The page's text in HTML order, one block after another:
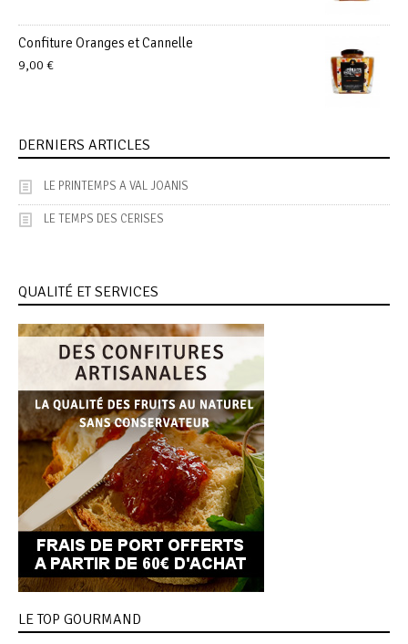
Confiture Oranges et Cannelle
9,00 €
DERNIERS ARTICLES
LE PRINTEMPS A VAL JOANIS
LE TEMPS DES CERISES
QUALITÉ ET SERVICES
LE TOP GOURMAND